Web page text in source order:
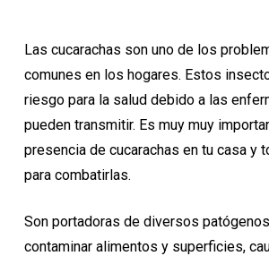
Las cucarachas son uno de los
comunes en los hogares. Estos
riesgo para la salud debido a las
pueden transmitir. Es muy muy
presencia de cucarachas en tu casa y
para combatirlas.
Son portadoras de diversos
contaminar alimentos y superficies,